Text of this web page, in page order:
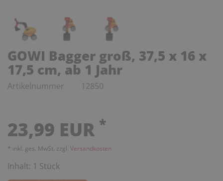
GOWI Bagger groß, 37,5 x 16 x
17,5 cm, ab 1 Jahr
Artikelnummer 12850
23,99 EUR *
* inkl. ges. MwSt. zzgl. Versandkosten
Inhalt: 1 Stück